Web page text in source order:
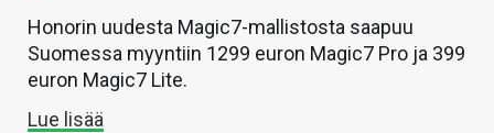
Honorin uudesta Magic7-mallistosta saapuu
Suomessa myyntiin 1299 euron Magic7 Pro ja 399
euron Magic7 Lite.
Lue lisää